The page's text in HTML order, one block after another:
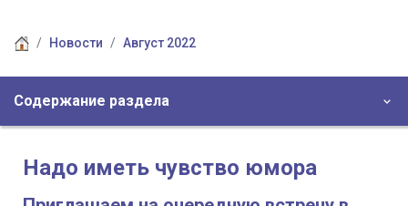
Новости Август 2022
Содержание раздела
Надо иметь чувство юмора